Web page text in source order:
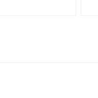
在信息流之外，80%的人更